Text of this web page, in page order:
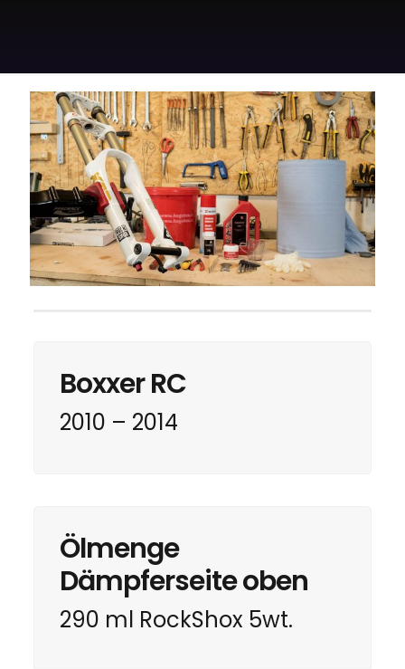
Boxxer RC
2010 – 2014
Ölmenge
Dämpferseite oben
290 ml RockShox 5wt.